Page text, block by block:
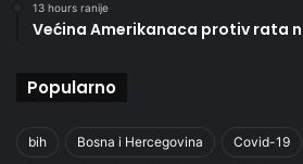
13 hours ranije
Većina Amerikanaca protiv rata
Popularno
bih Bosna i Hercegovina Covid-19